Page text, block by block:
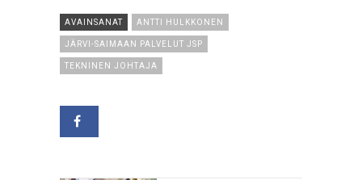
AVAINSANAT ANTTI HULKKONEN
JÄRVI-SAIMAAN PALVELUT JSP
TEKNINEN JOHTAJA